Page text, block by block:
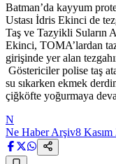
Batman’da kayyum
Ustası İdris Ekinci de
Taş ve Tazyikli Suların
Ekinci, TOMA’lardan
girişinde yer alan
Göstericiler polise taş
su sıkarken ekmek
çiğköfte yoğurmaya
N
Ne Haber Arşiv8 Kasım